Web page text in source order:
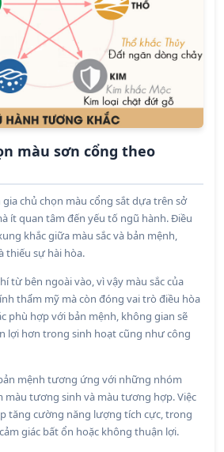
màu sơn cổng theo
chủ chọn màu cổng sắt dựa trên sở
ít quan tâm đến yếu tố ngũ hành. Điều
khắc giữa màu sắc và bản mệnh,
thiếu sự hài hòa.
từ bên ngoài vào, vì vậy màu sắc của
thẩm mỹ mà còn đóng vai trò điều hòa
phù hợp với bản mệnh, không gian sẽ
lợi hơn trong sinh hoạt cũng như công
mệnh tương ứng với những nhóm
màu tương sinh và màu tương hợp. Việc
tăng cường năng lượng tích cực, trong
giác bất ổn hoặc không thuận lợi.